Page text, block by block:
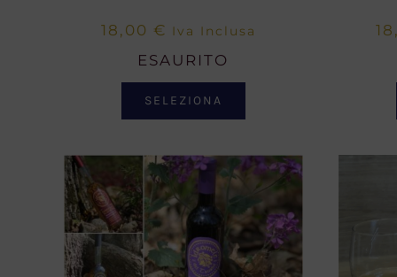
18,00 € Iva Inclusa
ESAURITO
SELEZIONA